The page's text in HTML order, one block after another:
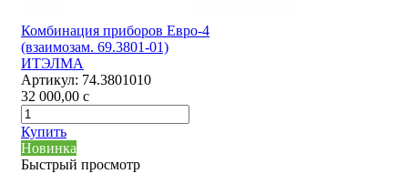
Комбинация приборов Евро-4
(взаимозам. 69.3801-01)
ИТЭЛМА
Артикул: 74.3801010
32 000,00 c
Купить
Новинка
Быстрый просмотр